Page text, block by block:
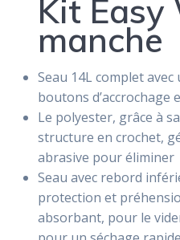
Kit Easy
manche
Seau 14L complet
boutons d’accrochage
Le polyester, grâce à
structure en crochet,
abrasive pour éliminer
Seau avec rebord
protection et
absorbant, pour le